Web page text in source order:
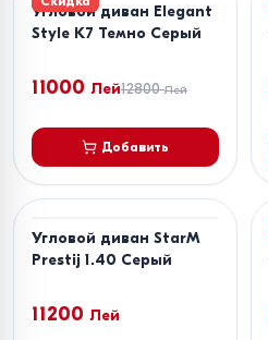
Угловой диван Elegant
Style K7 Темно Серый
11000 Лей12800 Лей
Добавить
Угловой диван StarM
Prestij 1.40 Серый
11200 Лей